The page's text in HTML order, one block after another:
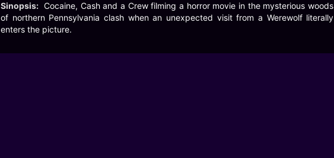
Sinopsis: Cocaine, Cash and a Crew filming a horror movie in the mysterious woods
of northern Pennsylvania clash when an unexpected visit from a Werewolf literally
enters the picture.